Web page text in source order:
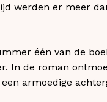
werden er meer
één van de
In de roman
armoedige